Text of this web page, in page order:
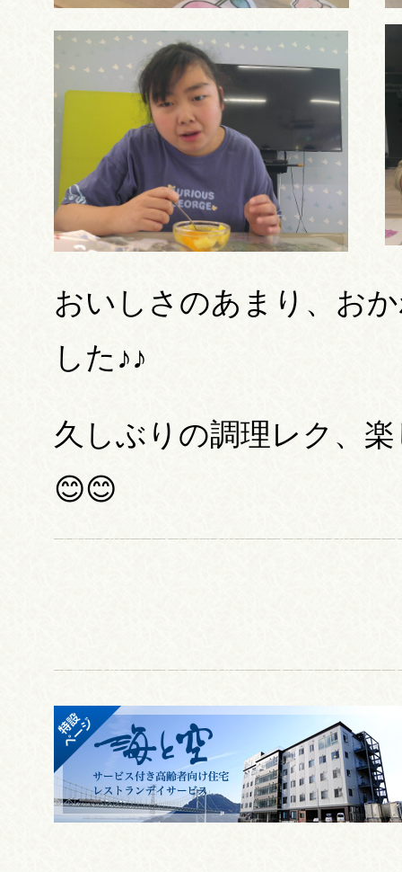
おいしさのあまり、お
した♪♪
久しぶりの調理レク、
😊😊